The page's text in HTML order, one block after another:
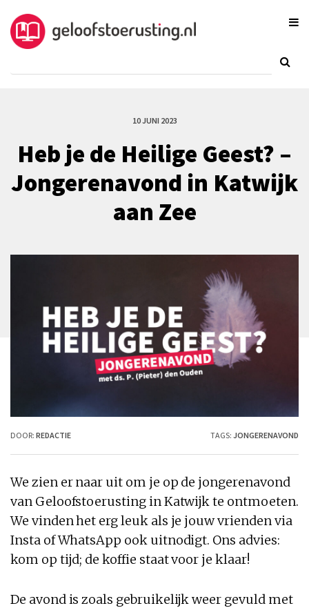
10 JUNI 2023
Heb je de Heilige Geest? –
Jongerenavond in Katwijk
aan Zee
DOOR: REDACTIE TAGS: JONGERENAVOND
We zien er naar uit om je op de jongerenavond
van Geloofstoerusting in Katwijk te ontmoeten.
We vinden het erg leuk als je jouw vrienden via
Insta of WhatsApp ook uitnodigt. Ons advies:
kom op tijd; de koffie staat voor je klaar!
De avond is zoals gebruikelijk weer gevuld met